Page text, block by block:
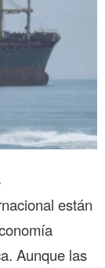
están
Aunque las